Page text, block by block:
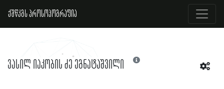
ქშწკგს პროსოპოგრაფია
ვასილ იაკობის ძე ეგნატაშვილი